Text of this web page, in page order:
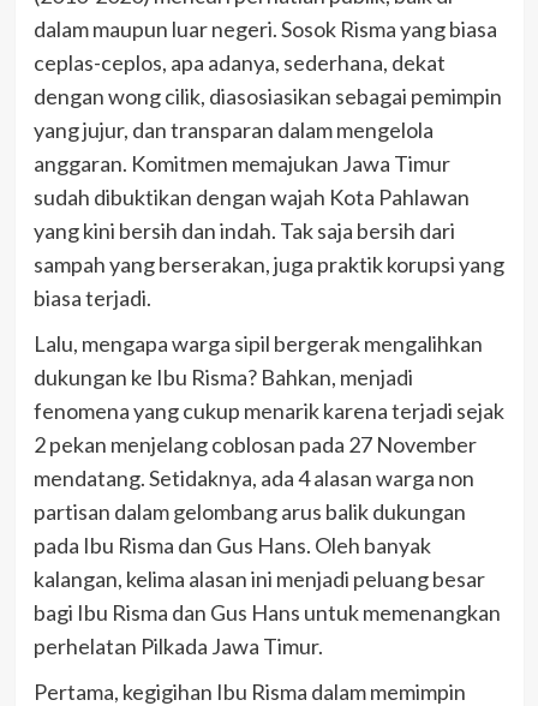
dalam maupun luar negeri. Sosok Risma yang biasa
ceplas-ceplos, apa adanya, sederhana, dekat
dengan wong cilik, diasosiasikan sebagai pemimpin
yang jujur, dan transparan dalam mengelola
anggaran. Komitmen memajukan Jawa Timur
sudah dibuktikan dengan wajah Kota Pahlawan
yang kini bersih dan indah. Tak saja bersih dari
sampah yang berserakan, juga praktik korupsi yang
biasa terjadi.
Lalu, mengapa warga sipil bergerak mengalihkan
dukungan ke Ibu Risma? Bahkan, menjadi
fenomena yang cukup menarik karena terjadi sejak
2 pekan menjelang coblosan pada 27 November
mendatang. Setidaknya, ada 4 alasan warga non
partisan dalam gelombang arus balik dukungan
pada Ibu Risma dan Gus Hans. Oleh banyak
kalangan, kelima alasan ini menjadi peluang besar
bagi Ibu Risma dan Gus Hans untuk memenangkan
perhelatan Pilkada Jawa Timur.
Pertama, kegigihan Ibu Risma dalam memimpin